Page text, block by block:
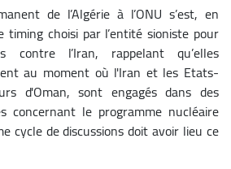
de l’Algérie à l’ONU s’est, en
choisi par l’entité sioniste pour
contre l’Iran, rappelant qu’elles
au moment où l'Iran et les Etats-
d'Oman, sont engagés dans des
concernant le programme nucléaire
cycle de discussions doit avoir lieu ce